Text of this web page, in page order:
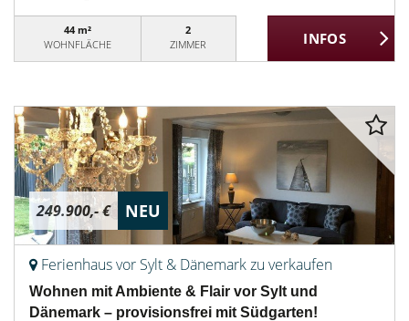
44 m²
WOHNFLÄCHE
2
ZIMMER
249.900,- € NEU
Ferienhaus vor Sylt & Dänemark zu verkaufen
Wohnen mit Ambiente & Flair vor Sylt und
Dänemark – provisionsfrei mit Südgarten!